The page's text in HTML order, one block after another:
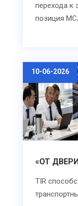
перехода к
позиция
10-06-2026
«ОТ
TIR